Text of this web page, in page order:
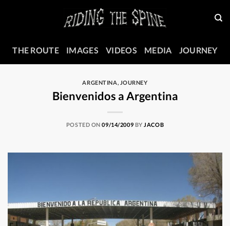
THE ROUTE
IMAGES VIDEOS MEDIA JOURNEY
ARGENTINA, JOURNEY
Bienvenidos a Argentina
POSTED ON09/14/2009 BY JACOB